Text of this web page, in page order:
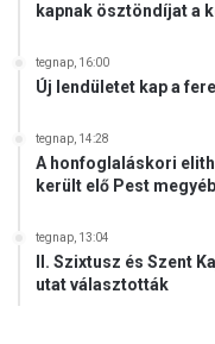
kapnak ösztöndíjat a
tegnap, 16:00
Új lendületet kap a
tegnap, 14:28
A honfoglaláskori
került elő Pest
tegnap, 13:04
II. Szixtusz és Szent
utat választották